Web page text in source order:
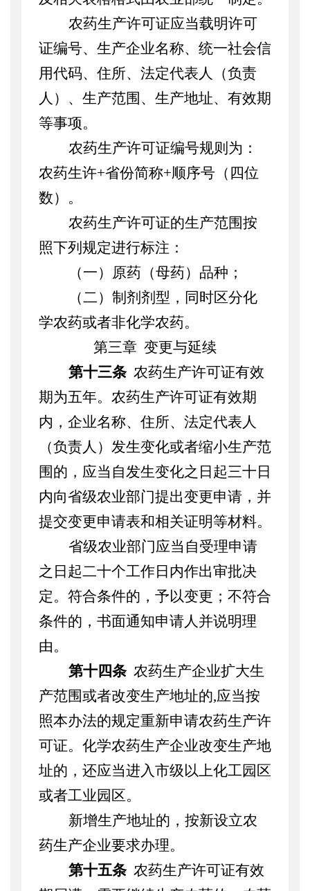
农药生产许可证应当载明许可
证编号、生产企业名称、统一社会信
用代码、住所、法定代表人（负责
人）、生产范围、生产地址、有效期
等事项。
农药生产许可证编号规则为：
农药生许+省份简称+顺序号（四位
数）。
农药生产许可证的生产范围按
照下列规定进行标注：
（一）原药（母药）品种；
（二）制剂剂型，同时区分化
学农药或者非化学农药。
第三章 变更与延续
第十三条 农药生产许可证有效
期为五年。农药生产许可证有效期
内，企业名称、住所、法定代表人
（负责人）发生变化或者缩小生产范
围的，应当自发生变化之日起三十日
内向省级农业部门提出变更申请，并
提交变更申请表和相关证明等材料。
省级农业部门应当自受理申请
之日起二十个工作日内作出审批决
定。符合条件的，予以变更；不符合
条件的，书面通知申请人并说明理
由。
第十四条 农药生产企业扩大生
产范围或者改变生产地址的,应当按
照本办法的规定重新申请农药生产许
可证。化学农药生产企业改变生产地
址的，还应当进入市级以上化工园区
或者工业园区。
新增生产地址的，按新设立农
药生产企业要求办理。
第十五条 农药生产许可证有效